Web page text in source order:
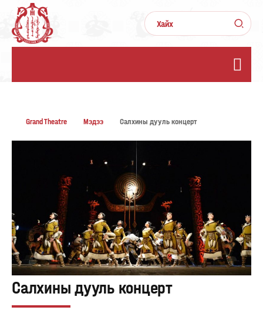
Grand Theatre Мэдээ Салхины дууль концерт
Салхины дууль концерт